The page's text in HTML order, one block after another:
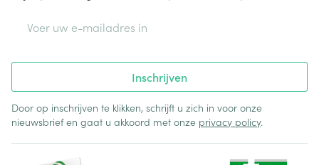
Inschrijven
Door op inschrijven te klikken, schrijft u zich in voor onze
nieuwsbrief en gaat u akkoord met onze privacy policy.